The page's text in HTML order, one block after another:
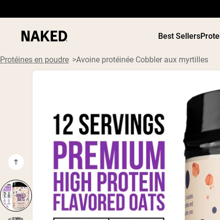
Best Sellers
Termes de recherche populaires
”Protein Powder“
”Vegan protein“
”Collagen“
”Micellar Casein“
POUDRE
Protéines en poudre Avoine protéinée Cobbler aux myrtilles